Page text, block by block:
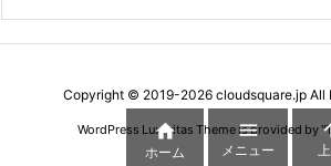
Copyright © 2019-2026 cloudsquare.jp All
WordPress Luxeritas Theme is provided by "

ホーム

メニュー